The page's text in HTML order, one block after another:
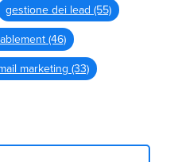
gestione dei lead (55)
(46)
marketing (33)